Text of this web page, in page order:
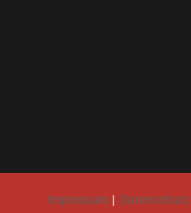
Impressum | Datenschutz